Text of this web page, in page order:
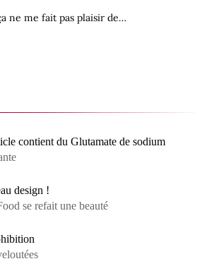
ne me fait pas plaisir de…
contient du Glutamate de sodium
design !
se refait une beauté